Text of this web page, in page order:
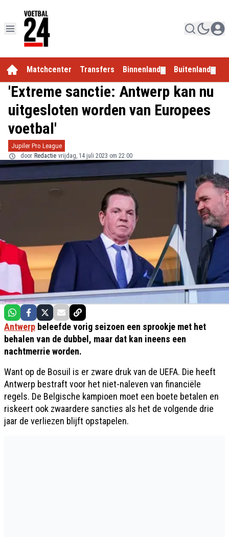
Matchcenter Transfers Binnenland Buitenland
'Extreme sanctie: Antwerp kan nu
uitgesloten worden van Europees
voetbal'
Jupiler Pro League
door Redactie vrijdag, 14 juli 2023 om 22:00
Antwerp beleefde vorig seizoen een sprookje met het
behalen van de dubbel, maar dat kan ineens een
nachtmerrie worden.
Want op de Bosuil is er zware druk van de UEFA. Die heeft
Antwerp bestraft voor het niet-naleven van financiële
regels. De Belgische kampioen moet een boete betalen en
riskeert ook zwaardere sancties als het de volgende drie
jaar de verliezen blijft opstapelen.